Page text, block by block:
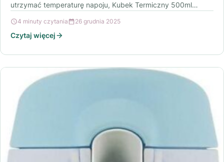
utrzymać temperaturę napoju, Kubek Termiczny 500ml
4 minuty czytania 26 grudnia 2025
Czytaj więcej